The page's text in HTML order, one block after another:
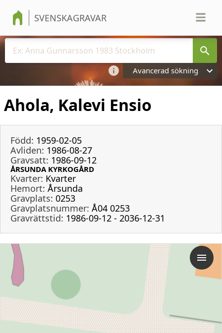
SVENSKAGRAVAR
Avancerad sökning
Ahola, Kalevi Ensio
Född: 1959-02-05
Avliden: 1986-08-27
Gravsatt: 1986-09-12
ÅRSUNDA KYRKOGÅRD
Kvarter: Kvarter
Hemort: Årsunda
Gravplats: 0253
Gravplatsnummer: Å04 0253
Gravrättstid: 1986-09-12 - 2036-12-31